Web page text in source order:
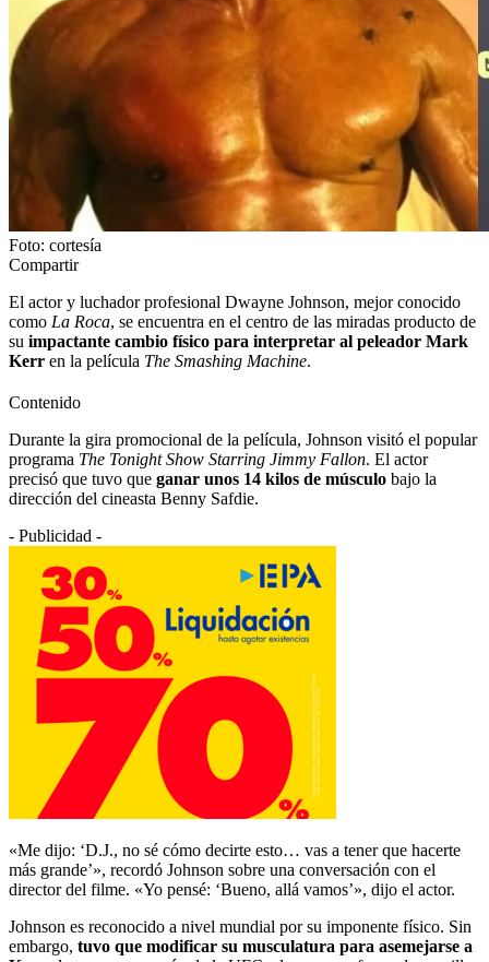
Foto: cortesía
Compartir
El actor y luchador profesional Dwayne Johnson, mejor conocido
como La Roca, se encuentra en el centro de las miradas producto de
su impactante cambio físico para interpretar al peleador Mark
Kerr en la película The Smashing Machine.
Contenido
Durante la gira promocional de la película, Johnson visitó el popular
programa The Tonight Show Starring Jimmy Fallon. El actor
precisó que tuvo que ganar unos 14 kilos de músculo bajo la
dirección del cineasta Benny Safdie.
- Publicidad -
«Me dijo: ‘D.J., no sé cómo decirte esto… vas a tener que hacerte
más grande’», recordó Johnson sobre una conversación con el
director del filme. «Yo pensé: ‘Bueno, allá vamos’», dijo el actor.
Johnson es reconocido a nivel mundial por su imponente físico. Sin
embargo, tuvo que modificar su musculatura para asemejarse a